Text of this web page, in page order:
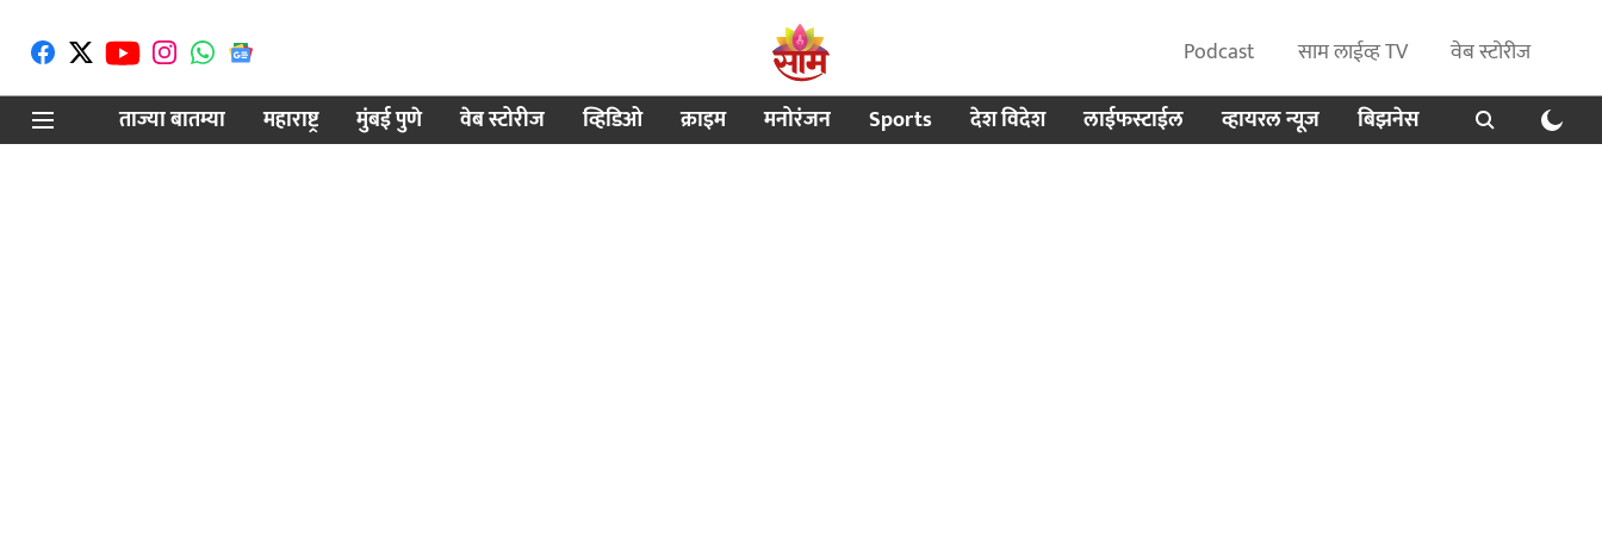
Podcast साम लाईव्ह TV
वेब स्टोरीज
ताज्या बातम्या
महाराष्ट्र मुंबई पुणे वेब स्टोरीज व्हिडिओ क्राइम मनोरंजन Sports देश विदेश लाईफस्टाईल व्हायरल न्यूज बिझनेस